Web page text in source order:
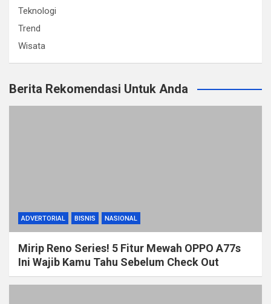
Teknologi
Trend
Wisata
Berita Rekomendasi Untuk Anda
ADVERTORIAL BISNIS NASIONAL
Mirip Reno Series! 5 Fitur Mewah OPPO A77s
Ini Wajib Kamu Tahu Sebelum Check Out